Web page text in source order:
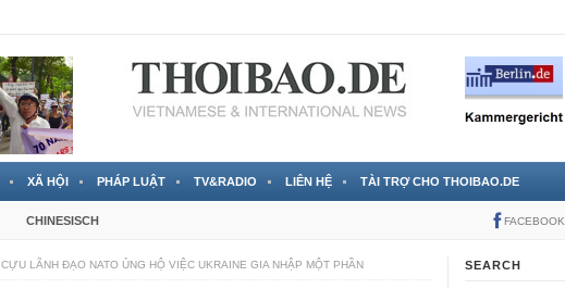
XÃ HỘI PHÁP LUẬT TV&RADIO LIÊN HỆ TÀI TRỢ CHO THOIBAO.DE
CHINESISCH FACEBOOK
CỰU LÃNH ĐẠO NATO ỦNG HỘ VIỆC UKRAINE GIA NHẬP MỘT PHẦN SEARCH